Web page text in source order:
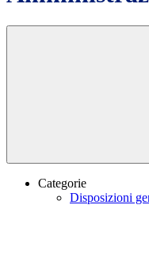
Categorie
Disposizioni